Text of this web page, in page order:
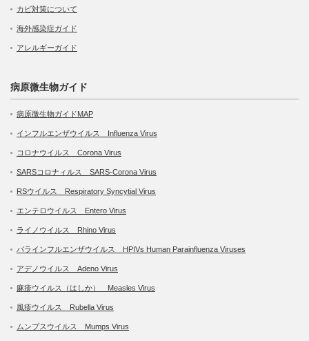
カビ対策について
海外感染症ガイド
アレルギーガイド
病原微生物ガイド
病原微生物ガイドMAP
インフルエンザウイルス Influenza Virus
コロナウイルス Corona Virus
SARSコロナィルス SARS-Corona Virus
RSウイルス Respiratory Syncytial Virus
エンテロウイルス Entero Virus
ライノウイルス Rhino Virus
パラインフルエンザウイルス HPIVs Human Parainfluenza Viruses
アデノウイルス Adeno Virus
麻疹ウイルス（はしか） Measles Virus
風疹ウイルス Rubella Virus
ムンプスウイルス Mumps Virus